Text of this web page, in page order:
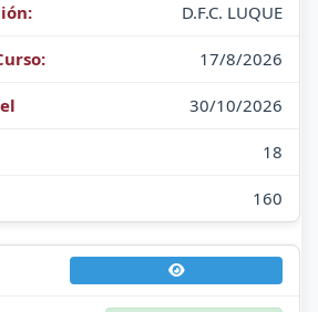
D.F.C. LUQUE
17/8/2026
30/10/2026
18
160